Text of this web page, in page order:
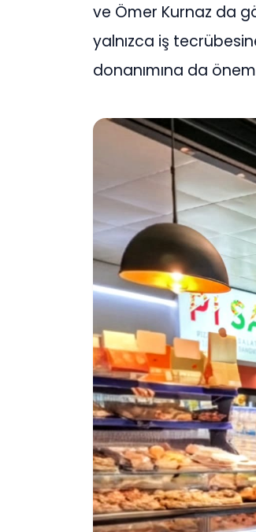
ve Ömer Kurnaz da
yalnızca iş
donanımına da